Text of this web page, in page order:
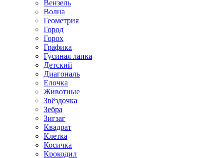
Вензель
Волна
Геометрия
Город
Горох
Графика
Гусиная лапка
Детский
Диагональ
Елочка
Животные
Звёздочка
Зебра
Зигзаг
Квадрат
Клетка
Косичка
Крокодил